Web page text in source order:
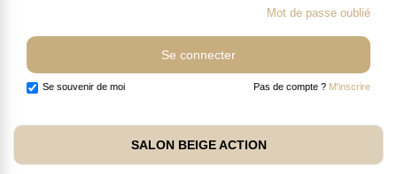
Mot de passe oublié
Se souvenir de moi Pas de compte ? M'inscrire
SALON BEIGE ACTION